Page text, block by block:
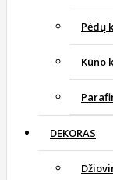
Pėdų
Kūno
DEKORAS